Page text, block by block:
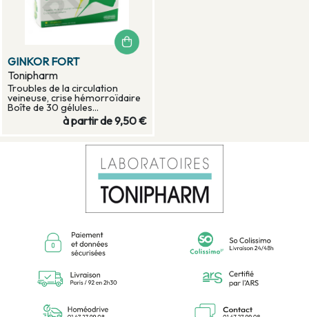
GINKOR FORT
Tonipharm
Troubles de la circulation
veineuse, crise hémorroïdaire
Boîte de 30 gélules...
à partir de9,50 €